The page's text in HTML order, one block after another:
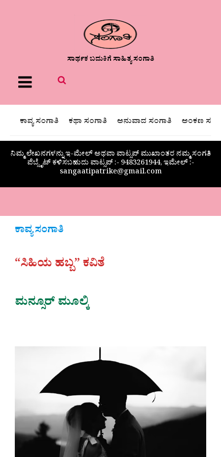
ಸಾರ್ಥಕ ಬದುಕಿಗೆ ಸಾಹಿತ್ಯ ಸಂಗಾತಿ
Menu
ಕಾವ್ಯ ಸಂಗಾತಿ ಕಥಾ ಸಂಗಾತಿ ಅನುವಾದ ಸಂಗಾತಿ ಅಂಕಣ
ನಿಮ್ಮ ಲೇಖನಗಳನ್ನು ಇ-ಮೇಲ್ ಅಥವಾ ವಾಟ್ಸಪ್ ಮುಖಾಂತರ ನಮ್ಮ ಸಂಗತಿ
ವೆಬ್ಸೈಟ್ ಕಳಿಸಬಹುದು ವಾಟ್ಸಪ್‌ :- 9483261944, ಇಮೇಲ್ :-
sangaatipatrike@gmail.com
ಕಾವ್ಯ ಸಂಗಾತಿ
“ಸಿಹಿಯ ಹಬ್ಬ” ಕವಿತೆ
ಮನ್ಸೂರ್ ಮೂಲ್ಕಿ